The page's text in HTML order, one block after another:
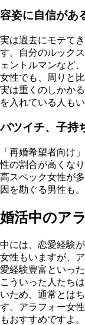
容姿に自信があ
実は過去にモテて
す。自分のルック
ェントルマンなど
女性でも、周りと
実は重くのしかか
を入れている人もい
バツイチ、子持
「再婚希望者向け
性の割合が高くな
高スペック女性が
因を勘ぐる男性も。
婚活中のア
中には、恋愛経験
女性もいますが、
愛経験豊富といっ
こういった人たち
いため、通常とは
す。アラフォー女
もおすすめですよ。